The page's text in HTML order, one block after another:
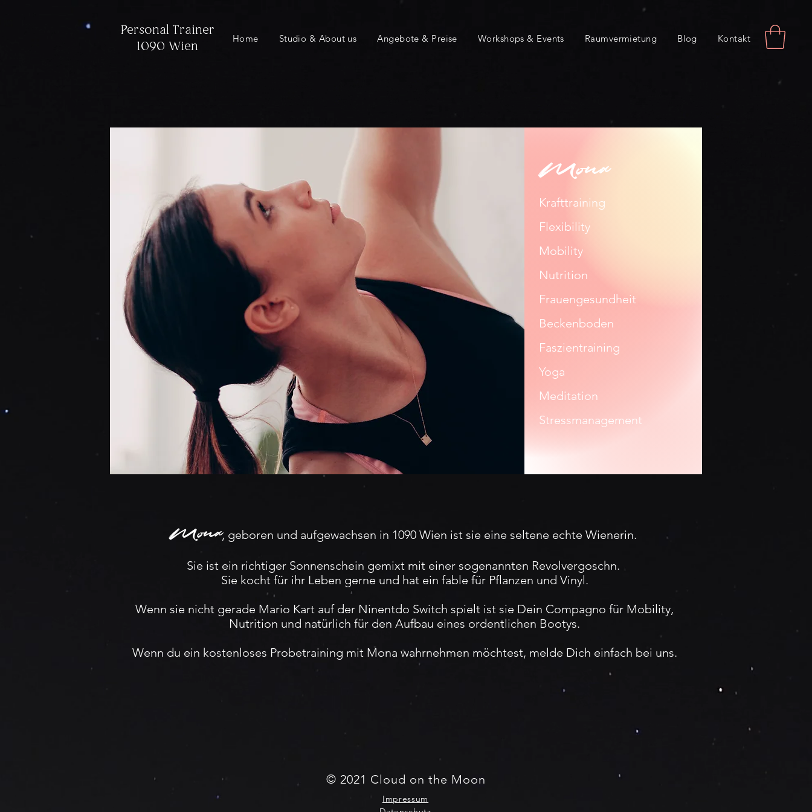
Personal Trainer
1090 Wien
Home Studio & About us Angebote & Preise Workshops & Events Raumvermietung Blog Kontakt
Mona
Krafttraining
Flexibility
Mobility
Nutrition
Frauengesundheit
Beckenboden
Faszientraining
Yoga
Meditation
Stressmanagement
Mona, geboren und aufgewachsen in 1090 Wien ist sie eine seltene echte Wienerin.
Sie ist ein richtiger Sonnenschein gemixt mit einer sogenannten Revolvergoschn.
Sie kocht für ihr Leben gerne und hat ein fable für Pflanzen und Vinyl.
Wenn sie nicht gerade Mario Kart auf der Ninentdo Switch spielt ist sie Dein Compagno für Mobility,
Nutrition und natürlich für den Aufbau eines ordentlichen Bootys.
Wenn du ein kostenloses Probetraining mit Mona wahrnehmen möchtest, melde Dich einfach bei uns.
© 2021 Cloud on the Moon
Impressum